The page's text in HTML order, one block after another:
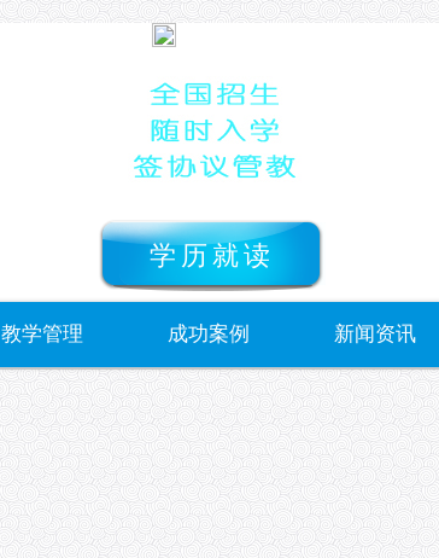
学历就读
教学管理 成功案例 新闻资讯